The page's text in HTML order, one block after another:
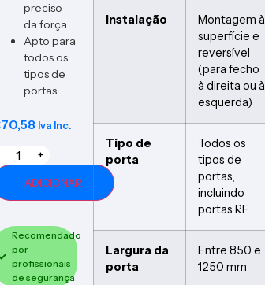
preciso
da força
Apto para
todos os
tipos de
portas
70,58 Iva Inc.
+
ADICIONAR
Recomendado
por
profissionais
de segurança
Instalação
Montagem à
superfície e
reversível
(para fecho
à direita ou à
esquerda)
Tipo de
porta
Todos os
tipos de
portas,
incluindo
portas RF
Largura da
porta
Entre 850 e
1250 mm